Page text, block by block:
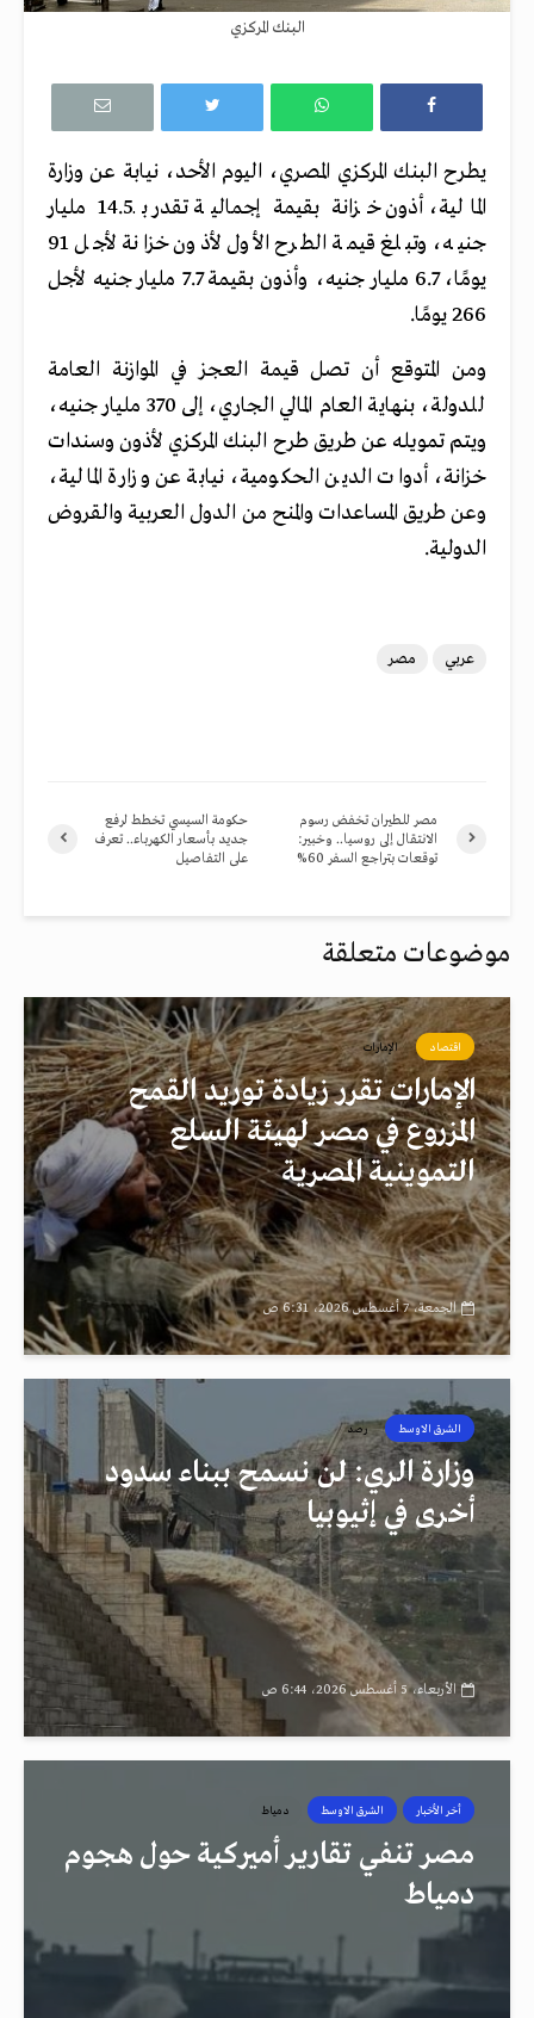
البنك المركزي
يطرح البنك المركزي المصري، اليوم الأحد، نيابة عن وزارة
المالية، أذون خزانة بقيمة إجمالية تقدر بـ14.5 مليار
جنيه، وتبلغ قيمة الطرح الأول لأذون خزانة لأجل 91
يومًا، 6.7 مليار جنيه، وأذون بقيمة 7.7 مليار جنيه لأجل
266 يومًا.
ومن المتوقع أن تصل قيمة العجز في الموازنة العامة
للدولة، بنهاية العام المالي الجاري، إلى 370 مليار جنيه،
ويتم تمويله عن طريق طرح البنك المركزي لأذون وسندات
خزانة، أدوات الدين الحكومية، نيابة عن وزارة المالية،
وعن طريق المساعدات والمنح من الدول العربية والقروض
الدولية.
عربي مصر
حكومة السيسي تخطط لرفع
جديد بأسعار الكهرباء.. تعرف
على التفاصيل
مصر للطيران تخفض رسوم
الانتقال إلى روسيا.. وخبير:
توقعات بتراجع السفر 60%
موضوعات متعلقة
اقتصاد الإمارات
الإمارات تقرر زيادة توريد القمح
المزروع في مصر لهيئة السلع
التموينية المصرية
الجمعة، 7 أغسطس 2026، 6:31 ص
الشرق الاوسط رصد
وزارة الري: لن نسمح ببناء سدود
أخرى في إثيوبيا
الأربعاء، 5 أغسطس 2026، 6:44 ص
أخر الأخبار الشرق الاوسط دمياط
مصر تنفي تقارير أميركية حول هجوم
دمياط